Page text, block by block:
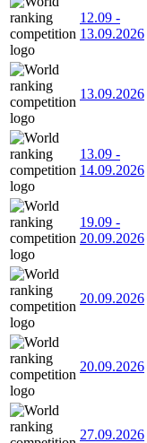
12.09 -
13.09.2026
13.09.2026
13.09 -
14.09.2026
19.09 -
20.09.2026
20.09.2026
20.09.2026
27.09.2026